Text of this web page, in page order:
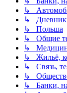
↳
↳
↳ Польша
↳ Общие
↳
↳ Жильё,
↳ Связь,
↳
↳ Банки,